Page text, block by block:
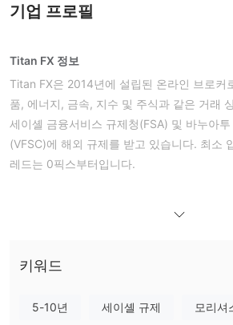
기업 프로필
Titan FX 정보
Titan FX은 2014년에 설립된 온라인 브로커
품, 에너지, 금속, 지수 및 주식과 같은 거래
세이셸 금융서비스 규제청(FSA) 및 바누아
(VFSC)에 해외 규제를 받고 있습니다. 최소
레드는 0픽스부터입니다.
Titan FX은 외환, 암호화폐, 상품, 에너지, 금
거래 상품을 제공합니다.
계정 유형
키워드
5-10년 세이셸 규제 모리셔